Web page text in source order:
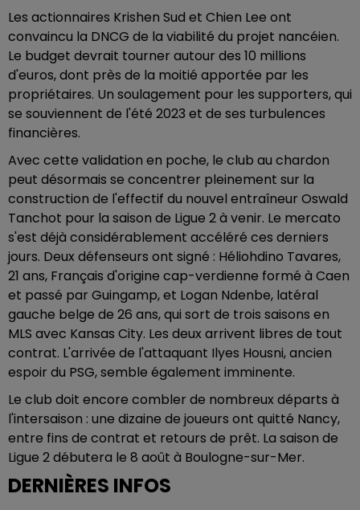
Les actionnaires Krishen Sud et Chien Lee ont
convaincu la DNCG de la viabilité du projet nancéien.
Le budget devrait tourner autour des 10 millions
d'euros, dont près de la moitié apportée par les
propriétaires. Un soulagement pour les supporters, qui
se souviennent de l'été 2023 et de ses turbulences
financières.
Avec cette validation en poche, le club au chardon
peut désormais se concentrer pleinement sur la
construction de l'effectif du nouvel entraîneur Oswald
Tanchot pour la saison de Ligue 2 à venir. Le mercato
s'est déjà considérablement accéléré ces derniers
jours. Deux défenseurs ont signé : Héliohdino Tavares,
21 ans, Français d'origine cap-verdienne formé à Caen
et passé par Guingamp, et Logan Ndenbe, latéral
gauche belge de 26 ans, qui sort de trois saisons en
MLS avec Kansas City. Les deux arrivent libres de tout
contrat. L'arrivée de l'attaquant Ilyes Housni, ancien
espoir du PSG, semble également imminente.
Le club doit encore combler de nombreux départs à
l'intersaison : une dizaine de joueurs ont quitté Nancy,
entre fins de contrat et retours de prêt. La saison de
Ligue 2 débutera le 8 août à Boulogne-sur-Mer.
DERNIÈRES INFOS